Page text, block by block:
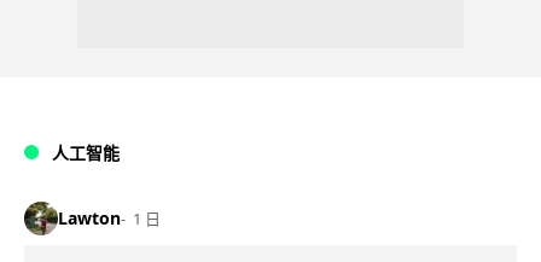
人工智能
Lawton 1 日